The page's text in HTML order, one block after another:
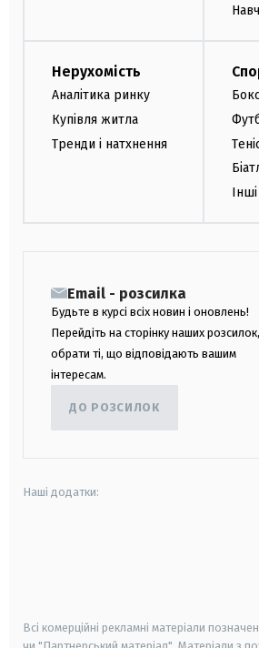
Нерухомість
Аналітика ринку
Купівля житла
Тренди і натхнення
Бокс
Email - розсилка
Будьте в курсі всіх новин і оновлень!
Перейдіть на сторінку наших
обрати ті, що відповідають вашим
інтересам.
ДО РОЗСИЛОК
Наші додатки:
Всі комерційні рекламні матеріали